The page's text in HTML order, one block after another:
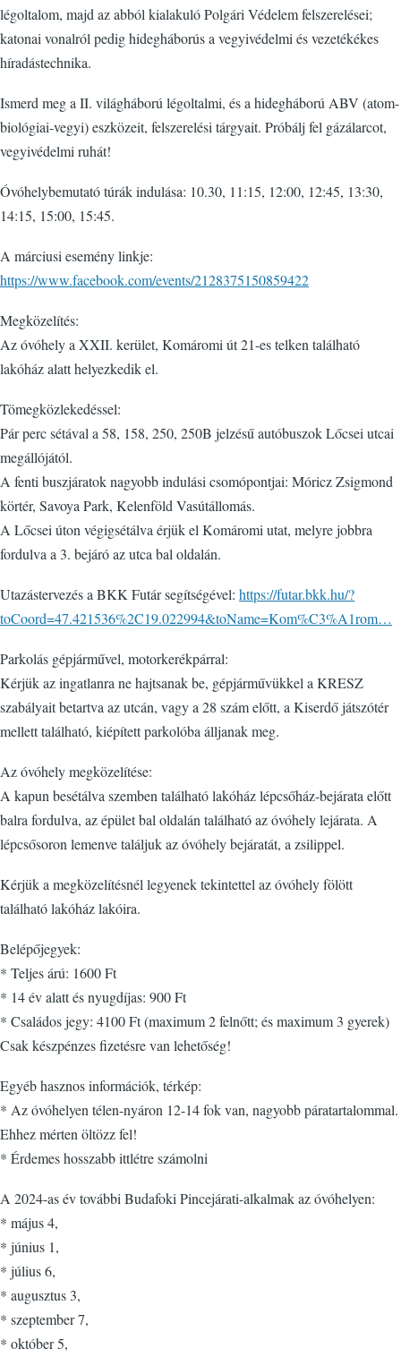
légoltalom, majd az abból kialakuló Polgári Védelem felszerelései;
katonai vonalról pedig hidegháborús a vegyivédelmi és vezetékékes
híradástechnika.
Ismerd meg a II. világháború légoltalmi, és a hidegháború ABV (atom-
biológiai-vegyi) eszközeit, felszerelési tárgyait. Próbálj fel gázálarcot,
vegyivédelmi ruhát!
Óvóhelybemutató túrák indulása: 10.30, 11:15, 12:00, 12:45, 13:30,
14:15, 15:00, 15:45.
A márciusi esemény linkje:
https://www.facebook.com/events/2128375150859422
Megközelítés:
Az óvóhely a XXII. kerület, Komáromi út 21-es telken található
lakóház alatt helyezkedik el.
Tömegközlekedéssel:
Pár perc sétával a 58, 158, 250, 250B jelzésű autóbuszok Lőcsei utcai
megállójától.
A fenti buszjáratok nagyobb indulási csomópontjai: Móricz Zsigmond
körtér, Savoya Park, Kelenföld Vasútállomás.
A Lőcsei úton végigsétálva érjük el Komáromi utat, melyre jobbra
fordulva a 3. bejáró az utca bal oldalán.
Utazástervezés a BKK Futár segítségével: https://futar.bkk.hu/?
toCoord=47.421536%2C19.022994&toName=Kom%C3%A1rom…
Parkolás gépjárművel, motorkerékpárral:
Kérjük az ingatlanra ne hajtsanak be, gépjárművükkel a KRESZ
szabályait betartva az utcán, vagy a 28 szám előtt, a Kiserdő játszótér
mellett található, kiépített parkolóba álljanak meg.
Az óvóhely megközelítése:
A kapun besétálva szemben található lakóház lépcsőház-bejárata előtt
balra fordulva, az épület bal oldalán található az óvóhely lejárata. A
lépcsősoron lemenve találjuk az óvóhely bejáratát, a zsilippel.
Kérjük a megközelítésnél legyenek tekintettel az óvóhely fölött
található lakóház lakóira.
Belépőjegyek:
* Teljes árú: 1600 Ft
* 14 év alatt és nyugdíjas: 900 Ft
* Családos jegy: 4100 Ft (maximum 2 felnőtt; és maximum 3 gyerek)
Csak készpénzes fizetésre van lehetőség!
Egyéb hasznos információk, térkép:
* Az óvóhelyen télen-nyáron 12-14 fok van, nagyobb páratartalommal.
Ehhez mérten öltözz fel!
* Érdemes hosszabb ittlétre számolni
A 2024-as év további Budafoki Pincejárati-alkalmak az óvóhelyen:
* május 4,
* június 1,
* július 6,
* augusztus 3,
* szeptember 7,
* október 5,